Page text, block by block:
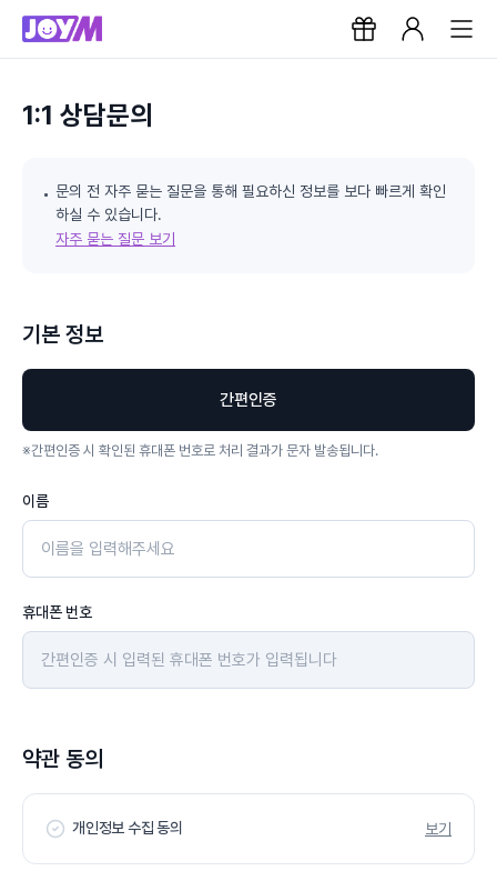
1:1 상담문의
문의 전 자주 묻는 질문을 통해 필요하신 정보를 보다 빠르게 확인
하실 수 있습니다.
자주 묻는 질문 보기
기본 정보
간편인증
※간편인증 시 확인된 휴대폰 번호로 처리 결과가 문자 발송됩니다.
이름
휴대폰 번호
약관 동의
개인정보 수집 동의 보기